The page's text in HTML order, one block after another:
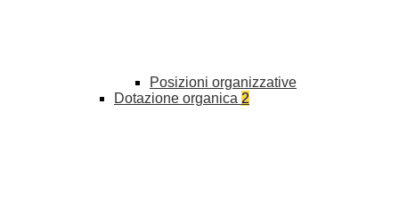
Posizioni organizzative
Dotazione organica 2